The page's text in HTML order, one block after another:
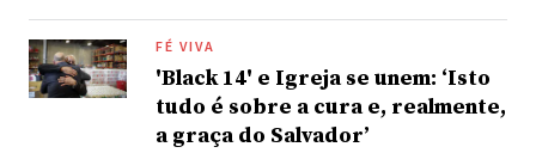
FÉ VIVA
'Black 14' e Igreja se unem: ‘Isto
tudo é sobre a cura e, realmente,
a graça do Salvador’